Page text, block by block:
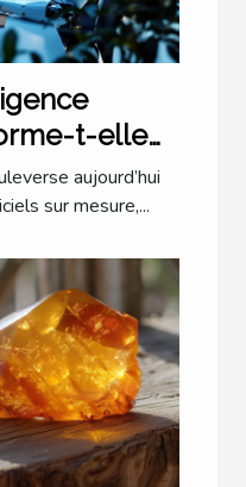
t-elle
?
aujourd’hui
sur mesure,...